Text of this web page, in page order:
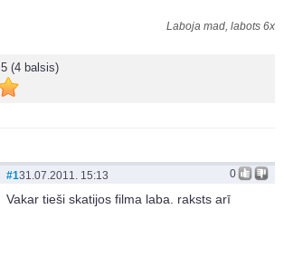
Laboja mad, labots 6x
5 (4 balsis)
0
#131.07.2011. 15:13
Vakar tieši skatijos filma laba. raksts arī